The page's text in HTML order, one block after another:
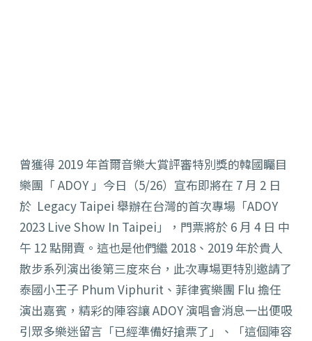
曾獲得 2019 年首爾音樂大賞評審特別獎的韓國矚目
樂團「 ADOY 」今日（5/26）宣布即將在 7 月 2 日
於 Legacy Taipei 舉辦在台灣的首次專場「ADOY
2023 Live Show In Taipei」，門票將於 6 月 4 日 中
午 12 點開賣。這也是他們繼 2018、2019 年於貴人
散步系列演出後第三度來台，此次專場更特別邀請了
泰國小王子 Phum Viphurit、菲律賓樂團 Flu 擔任
演出嘉賓，精彩的陣容讓 ADOY 演唱會消息一出便吸
引眾多樂迷留言「已經準備好搶票了」、「這個陣容